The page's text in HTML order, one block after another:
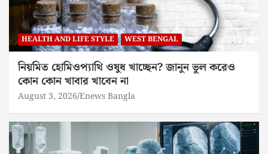
HEALTH AND LIFE STYLE WEST BENGAL
নিয়মিত হোমিওপ্যাথি ওষুধ খাচ্ছেন? জানুন ভুল করেও
কোন কোন খাবার খাবেন না
August 3, 2026 Enews Bangla